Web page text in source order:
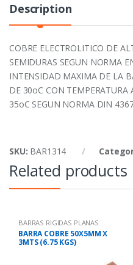
Description
COBRE ELECTROLITICO DE
SEMIDURAS SEGUN NORMA
INTENSIDAD MAXIMA DE LA
DE 30oC CON TEMPERATURA
35oC SEGUN NORMA DIN
SKU: BAR1314
Related products
BARRAS RIGIDAS PLANAS
BARRA COBRE 50X5MM X
3MTS (6.75 KGS)